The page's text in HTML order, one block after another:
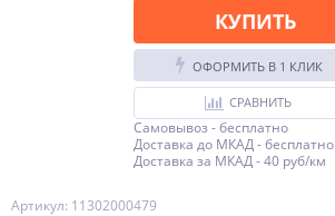
Артикул: 11302000479
КУПИТЬ
ОФОРМИТЬ В 1 КЛИК
СРАВНИТЬ
Самовывоз - бесплатно
Доставка до МКАД - бесплатно
Доставка за МКАД - 40 руб/км